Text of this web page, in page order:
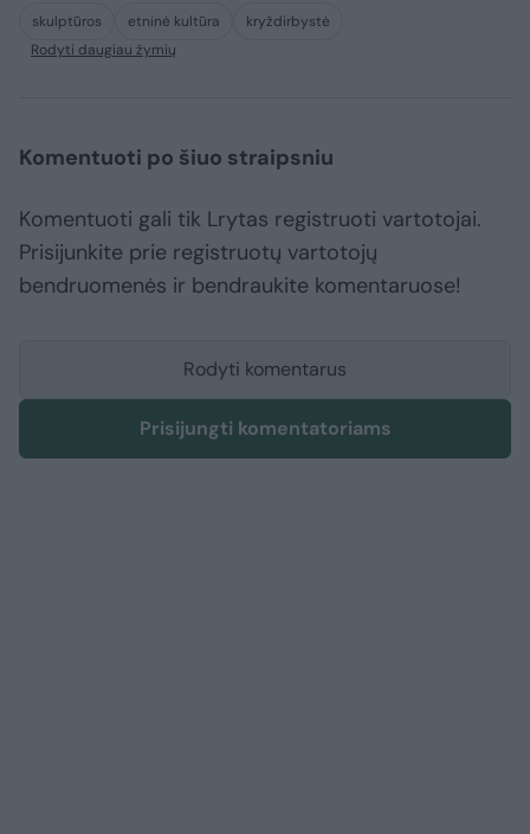
skulptūros etninė kultūra
kryždirbystė
Rodyti daugiau žymių
Komentuoti po šiuo straipsniu
Komentuoti gali tik Lrytas registruoti vartotojai.
Prisijunkite prie registruotų vartotojų
bendruomenės ir bendraukite komentaruose!
Rodyti komentarus
Prisijungti komentatoriams